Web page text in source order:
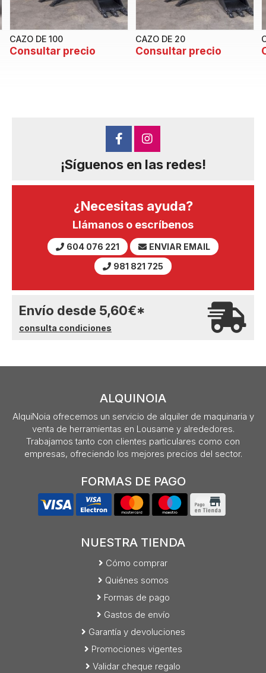
CAZO DE 100
Consultar precio
CAZO DE 20
Consultar precio
¡Síguenos en las redes!
¿Necesitas ayuda?
Llámanos o escríbenos
604 076 221
ENVIAR EMAIL
981 821 725
Envío desde 5,60€*
consulta condiciones
ALQUINOIA
AlquiNoia ofrecemos un servicio de alquiler de maquinaria y
venta de herramientas en Lousame y alrededores.
Trabajamos tanto con clientes particulares como con
empresas, ofreciendo los mejores precios del sector.
FORMAS DE PAGO
NUESTRA TIENDA
Cómo comprar
Quiénes somos
Formas de pago
Gastos de envío
Garantía y devoluciones
Promociones vigentes
Validar cheque regalo